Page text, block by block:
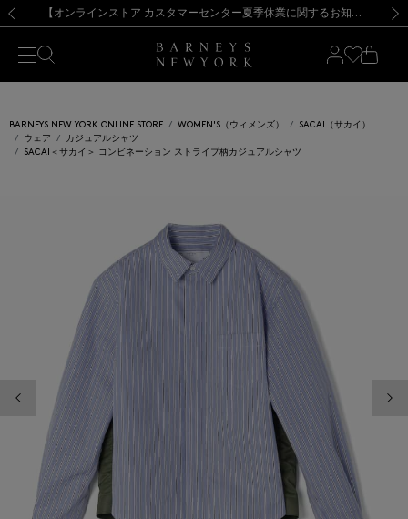
新規登録のお客様も対象！＜MY BARNEYS＞会員のお客様は11,000円（税込）以上のお買上げで常時送料無料！お買い物の際は会員登録を！
【夏季休業に伴う出荷一時停止のお知らせ】(2026.8.7) 【オンラインストア カスタマーセンター夏季休業に関するお知らせ】（2026.8.7）
【夏季休業に伴う返品・交換承り一時停止のお知らせ】（2026.8.5）
熊本県を中心とした地震の影響によるお荷物のお届けについて
【開催中】SUMMER SALEのご案内・ご注意事項 新規登録のお客様も対象！＜MY BARNEYS＞会員のお客様は11,000円（税込）以上のお買上げで常時送料無料！お買い物の際は会員登録を！
【夏季休業に伴う出荷一時停止のお知らせ】(2026.8.7)
BARNEYS NEW YORK ONLINE STORE WOMEN'S（ウィメンズ）
SACAI（サカイ）
ウェア
カジュアルシャツ
SACAI＜サカイ＞ コンビネーション ストライプ柄カジュアルシャツ
前の画像